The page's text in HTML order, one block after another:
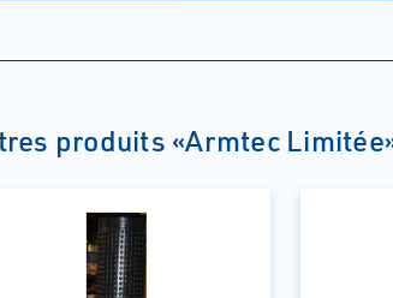
produits «Armtec